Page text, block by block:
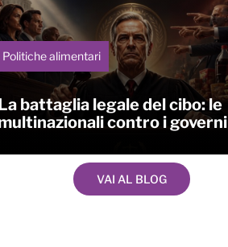
Politiche alimentari
battaglia legale del cibo: le
contro i governi
VAI AL BLOG